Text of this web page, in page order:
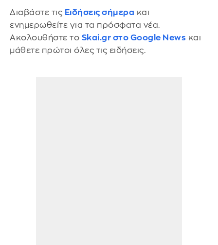
Διαβάστε τις Ειδήσεις σήμερα και
ενημερωθείτε για τα πρόσφατα νέα.
Ακολουθήστε το Skai.gr στο Google News και
μάθετε πρώτοι όλες τις ειδήσεις.